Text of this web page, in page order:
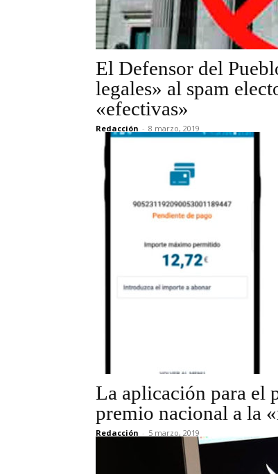
El Defensor del
legales» al spam
«efectivas»
Redacción - 8 marzo, 2019
La aplicación para el
premio nacional a la
Redacción - 5 marzo, 2019